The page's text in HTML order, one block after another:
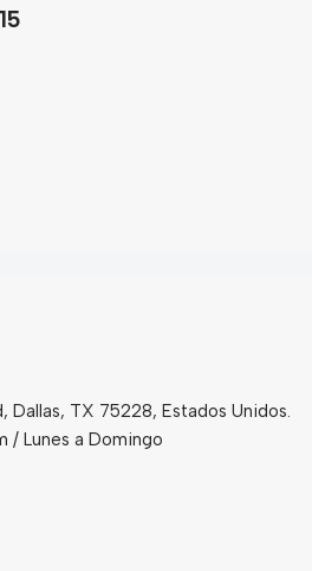
Dallas, TX 75228, Estados Unidos.
/ Lunes a Domingo